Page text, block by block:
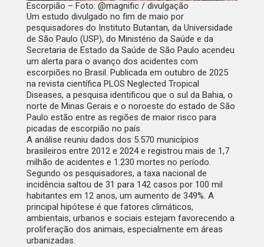
Escorpião – Foto: @magnific / divulgação
Um estudo divulgado no fim de maio por
pesquisadores do Instituto Butantan, da Universidade
de São Paulo (USP), do Ministério da Saúde e da
Secretaria de Estado da Saúde de São Paulo acendeu
um alerta para o avanço dos acidentes com
escorpiões no Brasil. Publicada em outubro de 2025
na revista científica PLOS Neglected Tropical
Diseases, a pesquisa identificou que o sul da Bahia, o
norte de Minas Gerais e o noroeste do estado de São
Paulo estão entre as regiões de maior risco para
picadas de escorpião no país.
A análise reuniu dados dos 5.570 municípios
brasileiros entre 2012 e 2024 e registrou mais de 1,7
milhão de acidentes e 1.230 mortes no período.
Segundo os pesquisadores, a taxa nacional de
incidência saltou de 31 para 142 casos por 100 mil
habitantes em 12 anos, um aumento de 349%. A
principal hipótese é que fatores climáticos,
ambientais, urbanos e sociais estejam favorecendo a
proliferação dos animais, especialmente em áreas
urbanizadas.